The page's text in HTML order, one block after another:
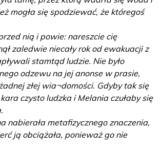
mogła się spodziewać, że któregoś
nią i powie: nareszcie cię
zaledwie niecały rok od ewakuacji z
stamtąd ludzie. Nie było
odzewu na jej anonse w prasie,
złej wia¬domości. Gdyby tak się
czysto ludzka i Melania czułaby się
nabierała metafizycznego znaczenia,
ją obciążała, ponieważ go nie